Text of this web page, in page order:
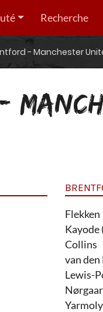
Recherche
- Manchester
Flekken
Kayode
Collins
van den
Lewis-